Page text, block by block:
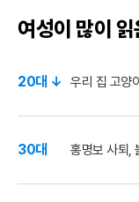
여성이 많이
20대 ↓ 우리 집 고양
30대 홍명보 사퇴,